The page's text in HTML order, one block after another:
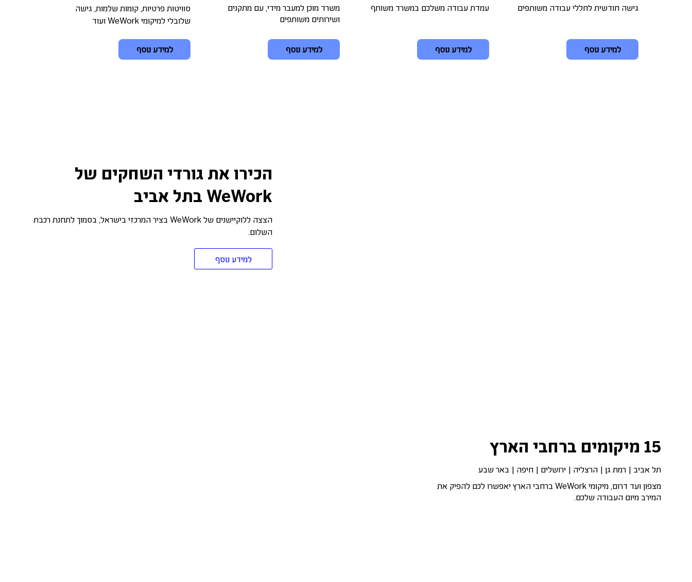
גישה חודשית לחללי עבודה משותפים
למידע נוסף
עמדת עבודה משלכם במשרד משותף
למידע נוסף
משרד מוכן למעבר מידי, עם מתקנים
ושירותים משותפים
למידע נוסף
סוויטות פרטיות, קומות שלמות, גישה
שלובלי למיקומי WeWork ועוד
למידע נוסף
הכירו את גורדי השחקים של
WeWork בתל אביב
הצצה ללוקיישנים של WeWork בציר המרכזי בישראל, בסמוך לתחנת רכבת
השלום.
למידע נוסף
15 מיקומים ברחבי הארץ
תל אביב | רמת גן | הרצליה | ירושלים | חיפה | באר שבע
מצפון ועד דרום, מיקומי WeWork ברחבי הארץ יאפשרו לכם להפיק את
המירב מיום העבודה שלכם.